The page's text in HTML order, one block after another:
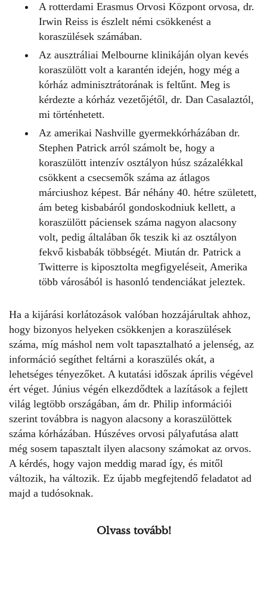
A rotterdami Erasmus Orvosi Központ orvosa, dr.
Irwin Reiss is észlelt némi csökkenést a
koraszülések számában.
Az ausztráliai Melbourne klinikáján olyan kevés
koraszülött volt a karantén idején, hogy még a
kórház adminisztrátorának is feltűnt. Meg is
kérdezte a kórház vezetőjétől, dr. Dan Casalaztól,
mi történhetett.
Az amerikai Nashville gyermekkórházában dr.
Stephen Patrick arról számolt be, hogy a
koraszülött intenzív osztályon húsz százalékkal
csökkent a csecsemők száma az átlagos
márciushoz képest. Bár néhány 40. hétre született,
ám beteg kisbabáról gondoskodniuk kellett, a
koraszülött páciensek száma nagyon alacsony
volt, pedig általában ők teszik ki az osztályon
fekvő kisbabák többségét. Miután dr. Patrick a
Twitterre is kiposztolta megfigyeléseit, Amerika
több városából is hasonló tendenciákat jeleztek.
Ha a kijárási korlátozások valóban hozzájárultak ahhoz,
hogy bizonyos helyeken csökkenjen a koraszülések
száma, míg máshol nem volt tapasztalható a jelenség, az
információ segíthet feltárni a koraszülés okát, a
lehetséges tényezőket. A kutatási időszak április végével
ért véget. Június végén elkezdődtek a lazítások a fejlett
világ legtöbb országában, ám dr. Philip információi
szerint továbbra is nagyon alacsony a koraszülöttek
száma kórházában. Húszéves orvosi pályafutása alatt
még sosem tapasztalt ilyen alacsony számokat az orvos.
A kérdés, hogy vajon meddig marad így, és mitől
változik, ha változik. Ez újabb megfejtendő feladatot ad
majd a tudósoknak.
Olvass tovább!